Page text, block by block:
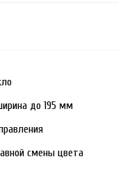
до 195 мм
смены цвета